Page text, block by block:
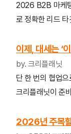
2026 B2B 마케
로 정확한 리드
이제, 대세는 ‘
by. 크리플래닛
단 한 번의 협업
크리플래닛이 준
2026년 주목